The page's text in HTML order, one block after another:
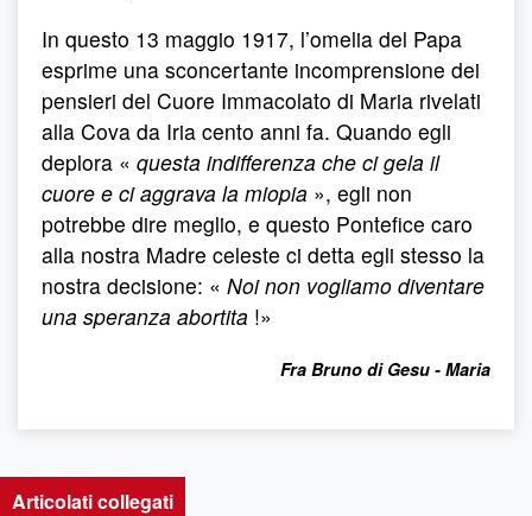
In questo 13 maggio 1917, l’omelia del Papa
esprime una sconcertante incomprensione dei
pensieri del Cuore Immacolato di Maria rivelati
alla Cova da Iria cento anni fa. Quando egli
deplora « questa indifferenza che ci gela il
cuore e ci aggrava la miopia », egli non
potrebbe dire meglio, e questo Pontefice caro
alla nostra Madre celeste ci detta egli stesso la
nostra decisione: « Noi non vogliamo diventare
una speranza abortita !»
Fra Bruno di Gesu - Maria
Articolati collegati